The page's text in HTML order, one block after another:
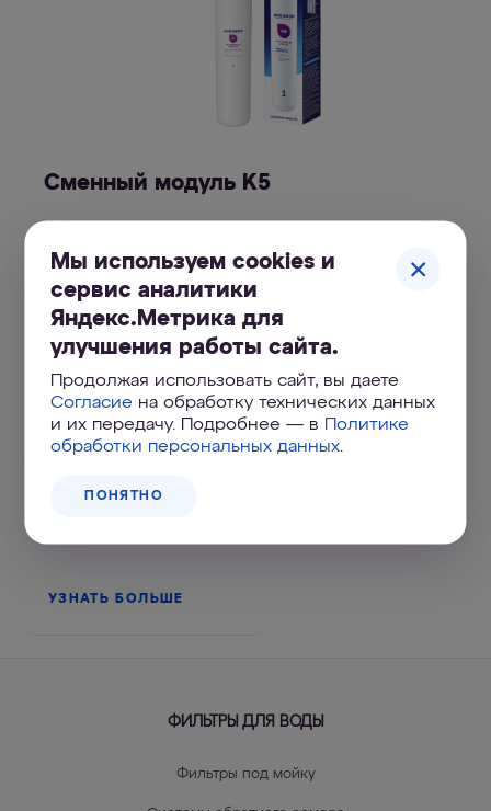
Сменный модуль K5
Портал
УЗНАТЬ БОЛЬШЕ
Мы используем cookies и
сервис аналитики
Яндекс.Метрика для
улучшения работы сайта.
Продолжая использовать сайт, вы даете
Согласие на обработку технических данных
и их передачу. Подробнее — в Политике
обработки персональных данных.
ПОНЯТНО
ФИЛЬТРЫ ДЛЯ ВОДЫ
Фильтры под мойку